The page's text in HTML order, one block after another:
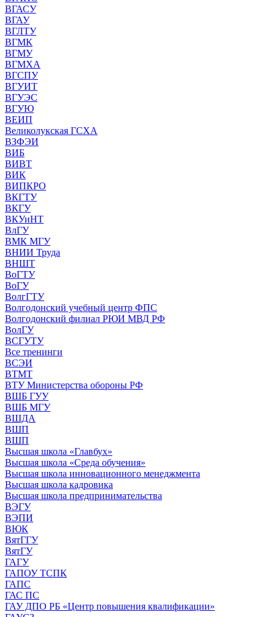
ВГАСУ
ВГАУ
ВГЛТУ
ВГМК
ВГМУ
ВГМХА
ВГСПУ
ВГУИТ
ВГУЭС
ВГУЮ
ВЕИП
Великолукская ГСХА
ВЗФЭИ
ВИБ
ВИВТ
ВИК
ВИПКРО
ВКГТУ
ВКГУ
ВКУиНТ
ВлГУ
ВМК МГУ
ВНИИ Труда
ВНШТ
ВоГТУ
ВоГУ
ВолгГТУ
Волгодонский учебный центр ФПС
Волгодонский филиал РЮИ МВД РФ
ВолГУ
ВСГУТУ
Все тренинги
ВСЭИ
ВТМТ
ВТУ Министерства обороны РФ
ВШБ ГУУ
ВШБ МГУ
ВШДА
ВШП
ВШП
Высшая школа «Главбух»
Высшая школа «Среда обучения»
Высшая школа инновационного менеджмента
Высшая школа кадровика
Высшая школа предпринимательства
ВЭГУ
ВЭПИ
ВЮК
ВятГГУ
ВятГУ
ГАГУ
ГАПОУ ТСПК
ГАПС
ГАС ПС
ГАУ ДПО РБ «Центр повышения квалификации»